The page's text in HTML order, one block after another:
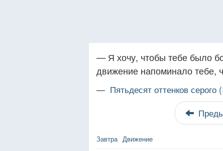
— Я хочу, чтобы тебе было
движение напоминало тебе,
— Пятьдесят оттенков
Завтра Движение